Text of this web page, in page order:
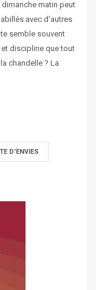
matin peut
avec d'autres
semble souvent
discipline que tout
chandelle ? La
D'ENVIES